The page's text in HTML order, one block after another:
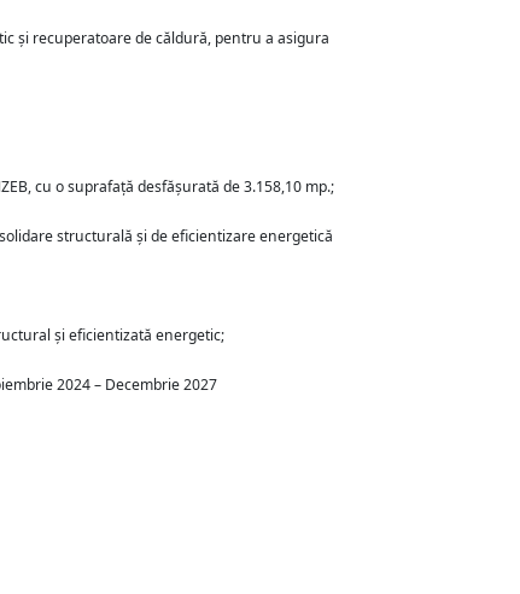
și recuperatoare de căldură, pentru a asigura
cu o suprafață desfășurată de 3.158,10 mp.;
structurală și de eficientizare energetică
și eficientizată energetic;
2024 – Decembrie 2027